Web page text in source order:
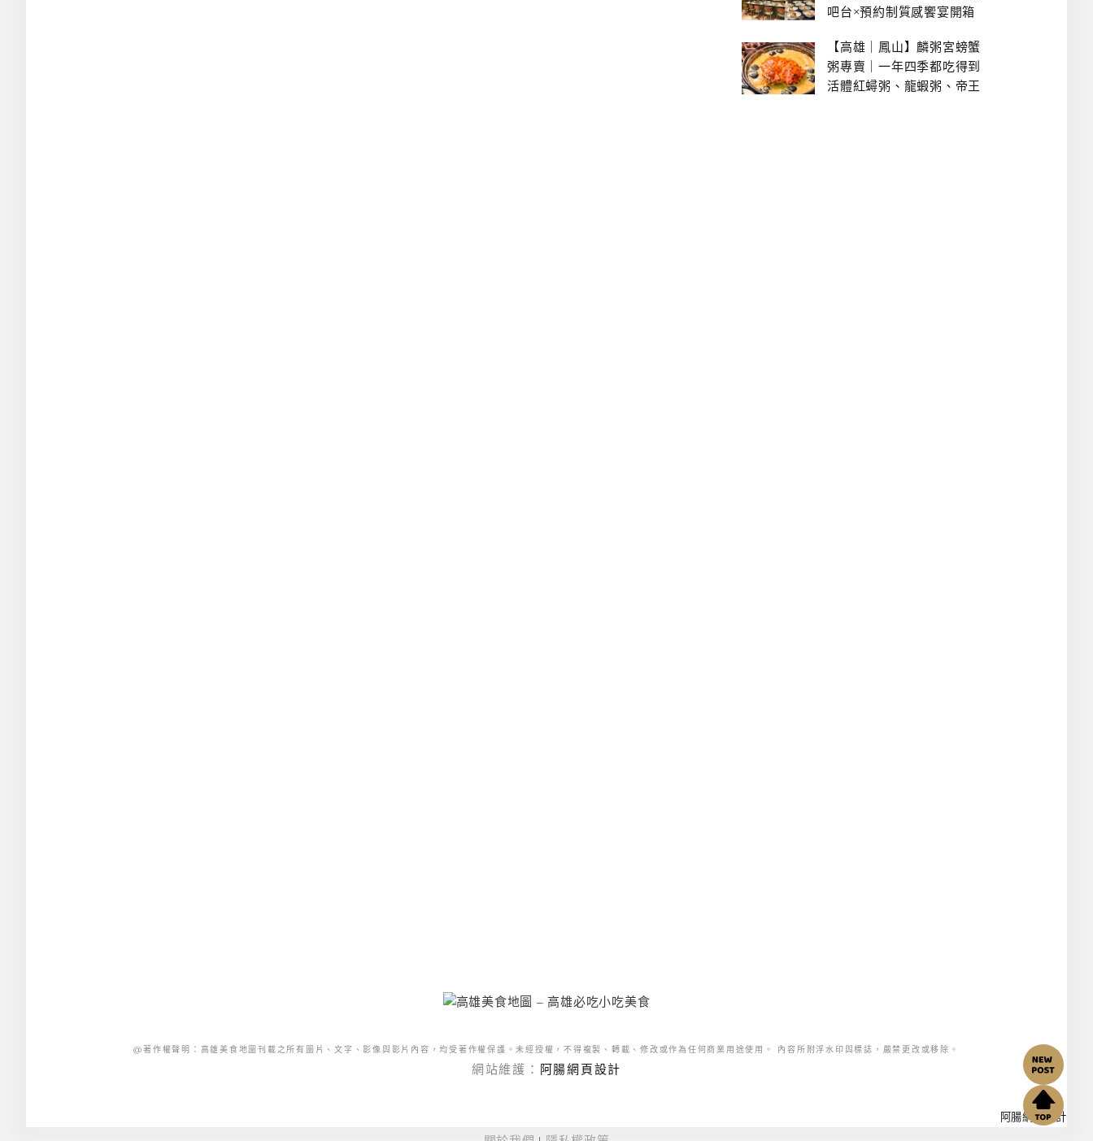
吧台×預約制質感饗宴開箱
【高雄｜鳳山】麟粥宮螃蟹
粥專賣｜一年四季都吃得到
活體紅蟳粥、龍蝦粥、帝王
@著作權聲明：高雄美食地圖刊載之所有圖片、文字、影像與影片內容，均受著作權保護。未經授權，不得複製、轉載、修改或作為任何商業用途使用。 內容所附浮水印與標誌，嚴禁更改或移除。
網站維護： 阿腸網頁設計
阿腸網頁設計